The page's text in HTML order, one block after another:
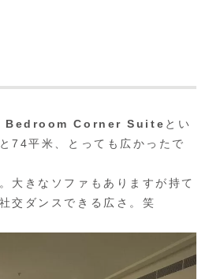
Bedroom Corner Suite とい
74平米、とっても広かったで
大きなソファもありますが持て
交ダンスできる広さ。笑